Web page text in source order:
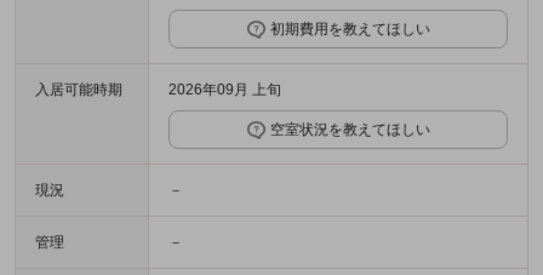
初期費用を教えてほしい
入居可能時期 2026年09月 上旬
空室状況を教えてほしい
現況 －
管理 －